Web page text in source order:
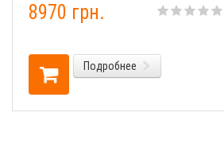
8970 грн.
Подробнее